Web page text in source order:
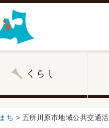
まち > 五所川原市地域公共交通